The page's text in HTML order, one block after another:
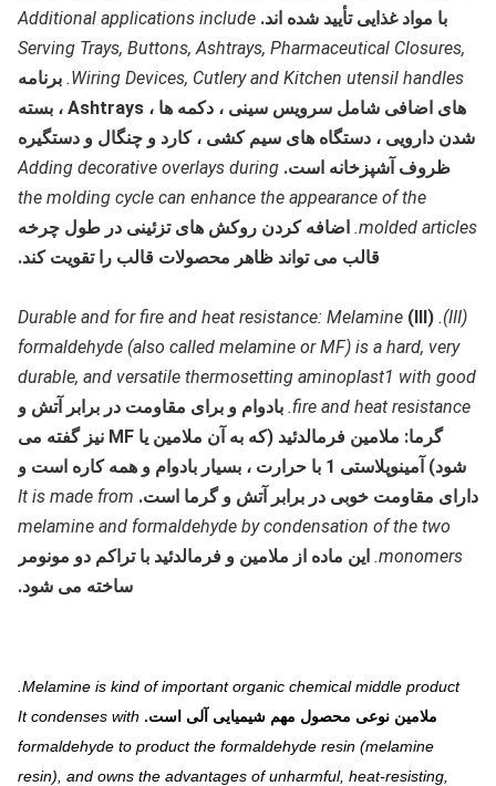
با مواد غذایی تأیید شده اند. Additional applications include
Serving Trays, Buttons, Ashtrays, Pharmaceutical Closures,
Wiring Devices, Cutlery and Kitchen utensil handles. برنامه
های اضافی شامل سرویس سینی ، دکمه ها ، Ashtrays ، بسته
شدن دارویی ، دستگاه های سیم کشی ، کارد و چنگال و دستگیره
ظروف آشپزخانه است. Adding decorative overlays during
the molding cycle can enhance the appearance of the
molded articles. اضافه کردن روکش های تزئینی در طول چرخه
قالب می تواند ظاهر محصولات قالب را تقویت کند.
(III).
(III)
Durable and for fire and heat resistance: Melamine
formaldehyde (also called melamine or MF) is a hard, very
durable, and versatile thermosetting aminoplast1 with good
fire and heat resistance. بادوام و برای مقاومت در برابر آتش و
گرما: ملامین فرمالدئید (که به آن ملامین یا MF نیز گفته می
شود) آمینوپلاستی 1 با حرارت ، بسیار بادوام و همه کاره است و
دارای مقاومت خوبی در برابر آتش و گرما است. It is made from
melamine and formaldehyde by condensation of the two
monomers. این ماده از ملامین و فرمالدئید با تراکم دو مونومر
ساخته می شود.
Melamine is kind of important organic chemical middle product.
ملامین نوعی محصول مهم شیمیایی آلی است. It condenses with
formaldehyde to product the formaldehyde resin (melamine
resin), and owns the advantages of unharmful, heat-resisting,